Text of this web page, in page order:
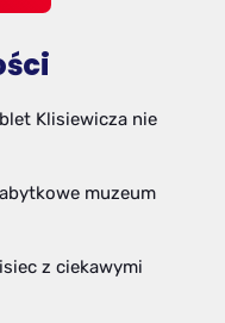
Klisiewicza nie
muzeum
z ciekawymi